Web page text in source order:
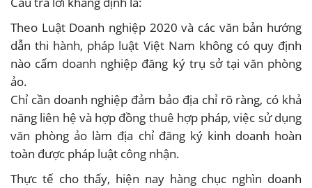
Theo Luật Doanh nghiệp 2020 và các văn bản hướng
dẫn thi hành, pháp luật Việt Nam không có quy định
nào cấm doanh nghiệp đăng ký trụ sở tại văn phòng
ảo.
Chỉ cần doanh nghiệp đảm bảo địa chỉ rõ ràng, có khả
năng liên hệ và hợp đồng thuê hợp pháp, việc sử dụng
văn phòng ảo làm địa chỉ đăng ký kinh doanh hoàn
toàn được pháp luật công nhận.
Thực tế cho thấy, hiện nay hàng chục nghìn doanh